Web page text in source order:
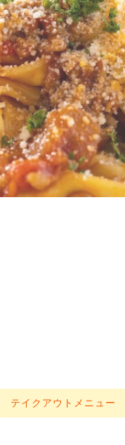
テイクアウトメニュー